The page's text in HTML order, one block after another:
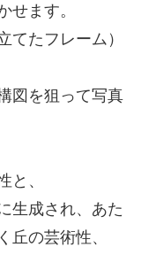
せます。
てたフレーム）
図を狙って写真
と、
生成され、あた
丘の芸術性、